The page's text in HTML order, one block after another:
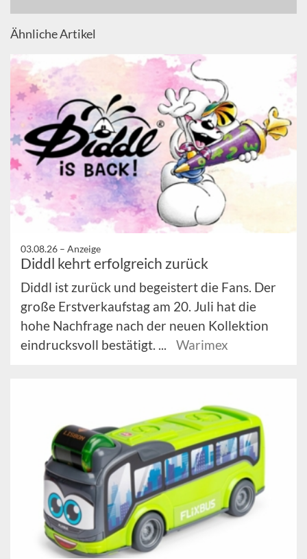
Ähnliche Artikel
03.08.26 – Anzeige
Diddl kehrt erfolgreich zurück
Diddl ist zurück und begeistert die Fans. Der
große Erstverkaufstag am 20. Juli hat die
hohe Nachfrage nach der neuen Kollektion
eindrucksvoll bestätigt. ...
Warimex